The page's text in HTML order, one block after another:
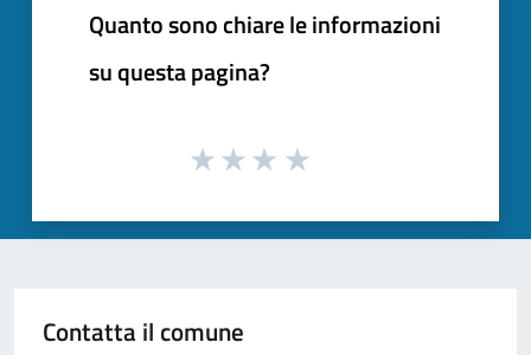
Quanto sono chiare le informazioni
su questa pagina?
Contatta il comune